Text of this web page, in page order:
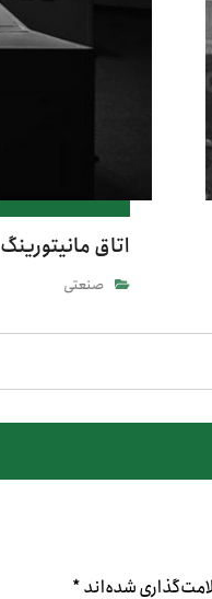
اتاق مانیتورینگ
صنعتی
شده‌اند*